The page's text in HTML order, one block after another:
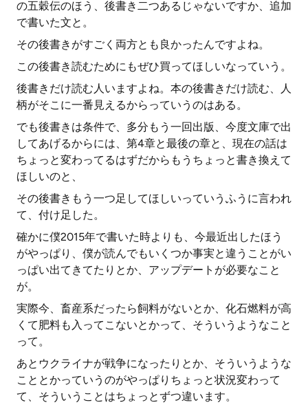
の五穀伝のほう、後書き二つあるじゃないですか、追加
で書いた文と。
その後書きがすごく両方とも良かったんですよね。
この後書き読むためにもぜひ買ってほしいなっていう。
後書きだけ読む人いますよね。本の後書きだけ読む、人
柄がそこに一番見えるからっていうのはある。
でも後書きは条件で、多分もう一回出版、今度文庫で出
してあげるからには、第4章と最後の章と、現在の話は
ちょっと変わってるはずだからもうちょっと書き換えて
ほしいのと、
その後書きもう一つ足してほしいっていうふうに言われ
て、付け足した。
確かに僕2015年で書いた時よりも、今最近出したほう
がやっぱり、僕が読んでもいくつか事実と違うことがい
っぱい出てきてたりとか、アップデートが必要なこと
が。
実際今、畜産系だったら飼料がないとか、化石燃料が高
くて肥料も入ってこないとかって、そういうようなこと
って。
あとウクライナが戦争になったりとか、そういうような
こととかっていうのがやっぱりちょっと状況変わって
て、そういうことはちょっとずつ違います。